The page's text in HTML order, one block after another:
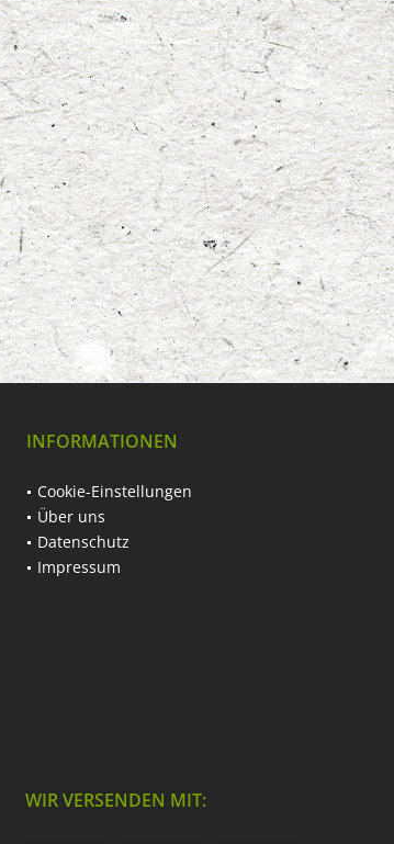
INFORMATIONEN
Cookie-Einstellungen
Über uns
Datenschutz
Impressum
WIR VERSENDEN MIT: